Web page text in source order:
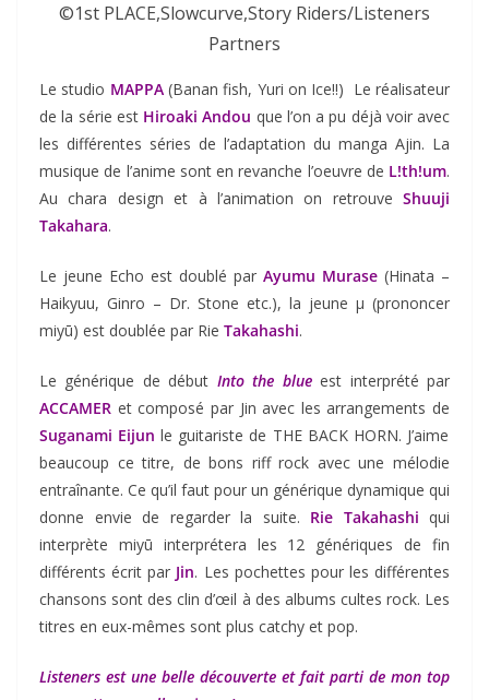
©1st PLACE,Slowcurve,Story Riders/Listeners
Partners
Le studio MAPPA(Banan fish, Yuri on Ice!!) Le réalisateur
de la série est Hiroaki Andou que l’on a pu déjà voir avec
les différentes séries de l’adaptation du manga Ajin. La
musique de l’anime sont en revanche l’oeuvre de L!th!um.
Au chara design et à l’animation on retrouve Shuuji
Takahara.
Le jeune Echo est doublé par Ayumu Murase (Hinata –
Haikyuu, Ginro – Dr. Stone etc.), la jeune μ (prononcer
miyū) est doublée par Rie Takahashi.
Le générique de début Into the blue est interprété par
ACCAMER et composé par Jin avec les arrangements de
Suganami Eijun le guitariste de THE BACK HORN. J’aime
beaucoup ce titre, de bons riff rock avec une mélodie
entraînante. Ce qu’il faut pour un générique dynamique qui
donne envie de regarder la suite. Rie Takahashi qui
interprète miyū interprétera les 12 génériques de fin
différents écrit par Jin. Les pochettes pour les différentes
chansons sont des clin d’œil à des albums cultes rock. Les
titres en eux-mêmes sont plus catchy et pop.
Listeners est une belle découverte et fait parti de mon top